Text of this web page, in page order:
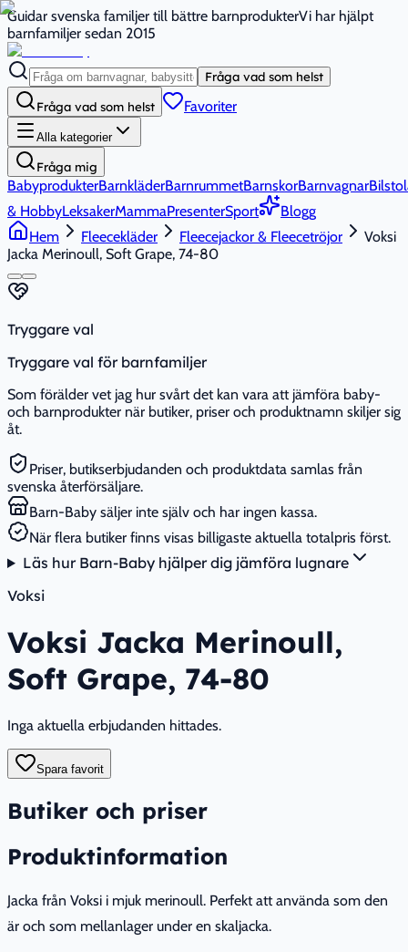
Guidar svenska familjer till bättre barnprodukterVi har hjälpt
barnfamiljer sedan 2015
Fråga vad som helst
Fråga vad som helst Favoriter
Alla kategorier
Fråga mig
BabyprodukterBarnkläderBarnrummetBarnskorBarnvagnar
& HobbyLeksakerMammaPresenterSport
Blogg
Hem
Fleecekläder Fleecejackor & Fleecetröjor
Voksi
Jacka Merinoull, Soft Grape, 74-80
Tryggare val
Tryggare val för barnfamiljer
Som förälder vet jag hur svårt det kan vara att jämföra baby-
och barnprodukter när butiker, priser och produktnamn skiljer sig
åt.
Priser, butikserbjudanden och produktdata samlas från
svenska återförsäljare.
Barn-Baby säljer inte själv och har ingen kassa.
När flera butiker finns visas billigaste aktuella totalpris först.
Läs hur Barn-Baby hjälper dig jämföra lugnare
Voksi
Voksi Jacka Merinoull,
Soft Grape, 74-80
Inga aktuella erbjudanden hittades.
Spara favorit
Butiker och priser
Produktinformation
Jacka från Voksi i mjuk merinoull. Perfekt att använda som den
är och som mellanlager under en skaljacka.